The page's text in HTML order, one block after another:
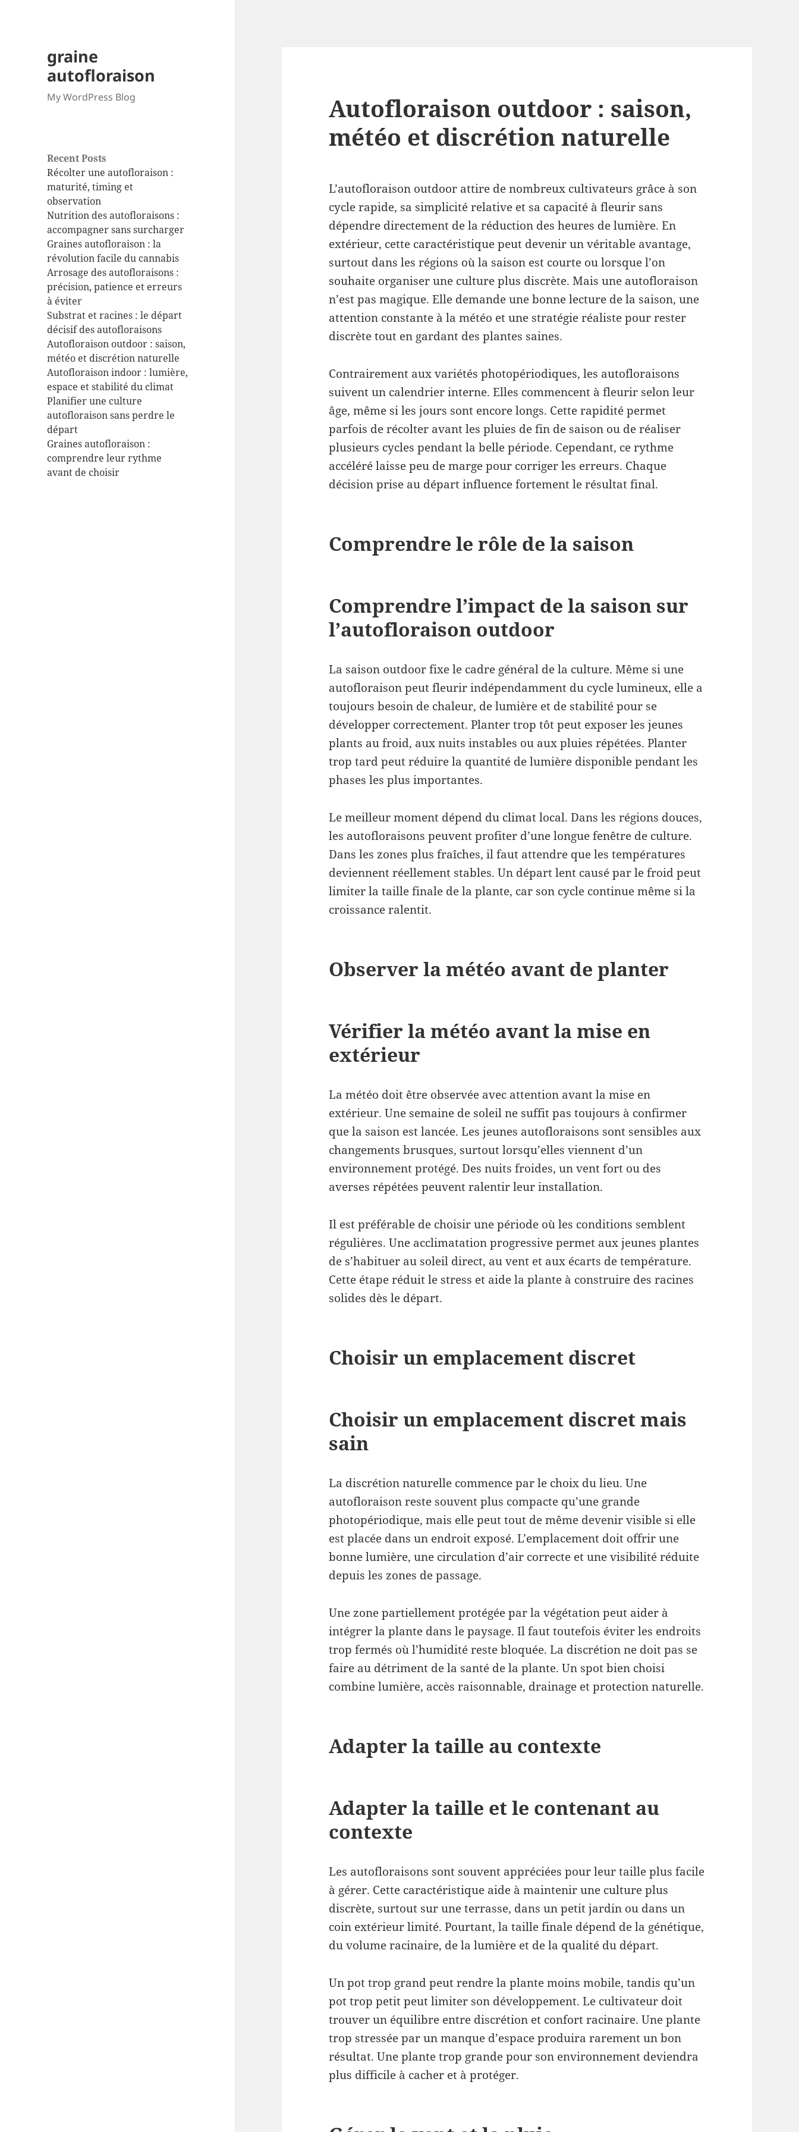
graine
autofloraison
My WordPress Blog
Recent Posts
Récolter une autofloraison :
maturité, timing et
observation
Nutrition des autofloraisons :
accompagner sans surcharger
Graines autofloraison : la
révolution facile du cannabis
Arrosage des autofloraisons :
précision, patience et erreurs
à éviter
Substrat et racines : le départ
décisif des autofloraisons
Autofloraison outdoor : saison,
météo et discrétion naturelle
Autofloraison indoor : lumière,
espace et stabilité du climat
Planifier une culture
autofloraison sans perdre le
départ
Graines autofloraison :
comprendre leur rythme
avant de choisir
Autofloraison outdoor : saison,
météo et discrétion naturelle
L’autofloraison outdoor attire de nombreux cultivateurs grâce à son
cycle rapide, sa simplicité relative et sa capacité à fleurir sans
dépendre directement de la réduction des heures de lumière. En
extérieur, cette caractéristique peut devenir un véritable avantage,
surtout dans les régions où la saison est courte ou lorsque l’on
souhaite organiser une culture plus discrète. Mais une autofloraison
n’est pas magique. Elle demande une bonne lecture de la saison, une
attention constante à la météo et une stratégie réaliste pour rester
discrète tout en gardant des plantes saines.
Contrairement aux variétés photopériodiques, les autofloraisons
suivent un calendrier interne. Elles commencent à fleurir selon leur
âge, même si les jours sont encore longs. Cette rapidité permet
parfois de récolter avant les pluies de fin de saison ou de réaliser
plusieurs cycles pendant la belle période. Cependant, ce rythme
accéléré laisse peu de marge pour corriger les erreurs. Chaque
décision prise au départ influence fortement le résultat final.
Comprendre le rôle de la saison
Comprendre l’impact de la saison sur
l’autofloraison outdoor
La saison outdoor fixe le cadre général de la culture. Même si une
autofloraison peut fleurir indépendamment du cycle lumineux, elle a
toujours besoin de chaleur, de lumière et de stabilité pour se
développer correctement. Planter trop tôt peut exposer les jeunes
plants au froid, aux nuits instables ou aux pluies répétées. Planter
trop tard peut réduire la quantité de lumière disponible pendant les
phases les plus importantes.
Le meilleur moment dépend du climat local. Dans les régions douces,
les autofloraisons peuvent profiter d’une longue fenêtre de culture.
Dans les zones plus fraîches, il faut attendre que les températures
deviennent réellement stables. Un départ lent causé par le froid peut
limiter la taille finale de la plante, car son cycle continue même si la
croissance ralentit.
Observer la météo avant de planter
Vérifier la météo avant la mise en
extérieur
La météo doit être observée avec attention avant la mise en
extérieur. Une semaine de soleil ne suffit pas toujours à confirmer
que la saison est lancée. Les jeunes autofloraisons sont sensibles aux
changements brusques, surtout lorsqu’elles viennent d’un
environnement protégé. Des nuits froides, un vent fort ou des
averses répétées peuvent ralentir leur installation.
Il est préférable de choisir une période où les conditions semblent
régulières. Une acclimatation progressive permet aux jeunes plantes
de s’habituer au soleil direct, au vent et aux écarts de température.
Cette étape réduit le stress et aide la plante à construire des racines
solides dès le départ.
Choisir un emplacement discret
Choisir un emplacement discret mais
sain
La discrétion naturelle commence par le choix du lieu. Une
autofloraison reste souvent plus compacte qu’une grande
photopériodique, mais elle peut tout de même devenir visible si elle
est placée dans un endroit exposé. L’emplacement doit offrir une
bonne lumière, une circulation d’air correcte et une visibilité réduite
depuis les zones de passage.
Une zone partiellement protégée par la végétation peut aider à
intégrer la plante dans le paysage. Il faut toutefois éviter les endroits
trop fermés où l’humidité reste bloquée. La discrétion ne doit pas se
faire au détriment de la santé de la plante. Un spot bien choisi
combine lumière, accès raisonnable, drainage et protection naturelle.
Adapter la taille au contexte
Adapter la taille et le contenant au
contexte
Les autofloraisons sont souvent appréciées pour leur taille plus facile
à gérer. Cette caractéristique aide à maintenir une culture plus
discrète, surtout sur une terrasse, dans un petit jardin ou dans un
coin extérieur limité. Pourtant, la taille finale dépend de la génétique,
du volume racinaire, de la lumière et de la qualité du départ.
Un pot trop grand peut rendre la plante moins mobile, tandis qu’un
pot trop petit peut limiter son développement. Le cultivateur doit
trouver un équilibre entre discrétion et confort racinaire. Une plante
trop stressée par un manque d’espace produira rarement un bon
résultat. Une plante trop grande pour son environnement deviendra
plus difficile à cacher et à protéger.